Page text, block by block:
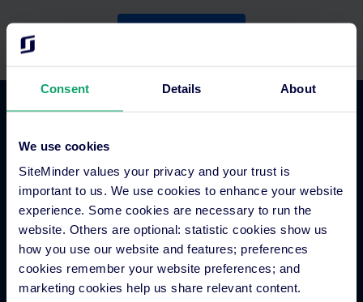
Consent Details About
We use cookies
SiteMinder values your privacy and your trust is
important to us. We use cookies to enhance your website
experience. Some cookies are necessary to run the
website. Others are optional: statistic cookies show us
how you use our website and features; preferences
cookies remember your website preferences; and
marketing cookies help us share relevant content.
Contattaci ora
Channel manager per hotel
Motore di prenotazione
Strumento per siti web
Business intelligence per hotel
Metaricerca per hotel
Elaborazione dei pagamenti in hotel